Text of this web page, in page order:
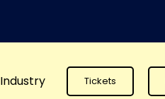
Industry Tickets